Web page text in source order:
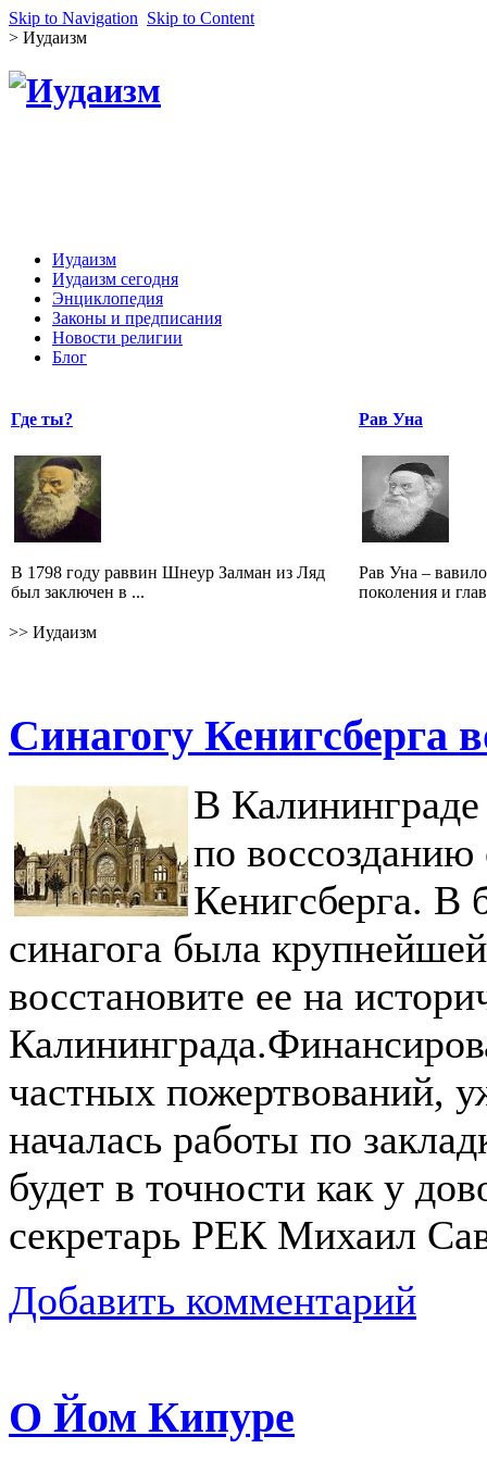
Skip to Navigation Skip to Content
> Иудаизм
Иудаизм
Иудаизм сегодня
Энциклопедия
Законы и предписания
Новости религии
Блог
Где ты?
В 1798 году раввин Шнеур Залман из Ляд
был заключен в ...
Рав Уна
Рав Уна –
поколения и
>> Иудаизм
Синагогу Кенигсберга
В Калининграде
по воссозданию
Кенигсберга. В
синагога была
восстановите ее на
частных пожертвований,
началась работы по
будет в точности как у
секретарь РЕК Михаил
Добавить комментарий
О Йом Кипуре